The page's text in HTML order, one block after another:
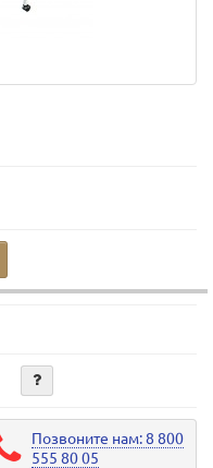
Позвоните нам: 8 800
555 80 05